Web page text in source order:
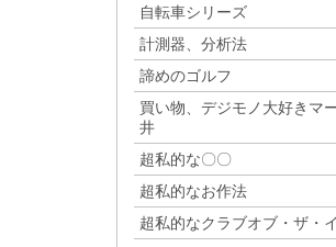
自転車シリーズ
計測器、分析法
諦めのゴルフ
買い物、デジモノ大好きマ
井
超私的な〇〇
超私的なお作法
超私的なクラブオブ・ザ・